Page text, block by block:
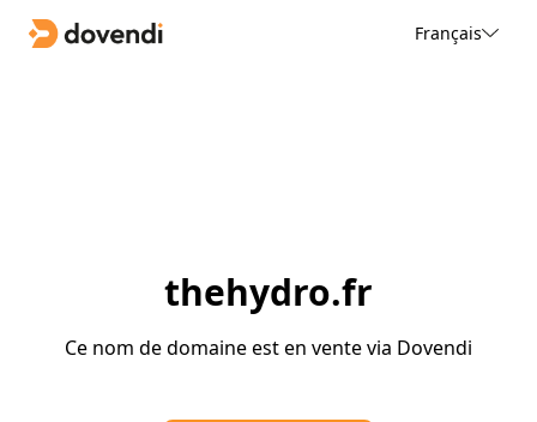
Français
thehydro.fr
Ce nom de domaine est en vente via Dovendi